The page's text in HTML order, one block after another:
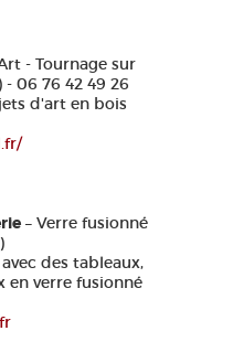
- Tournage sur
- 06 76 42 49 26
d'art en bois
– Verre fusionné
des tableaux,
en verre fusionné